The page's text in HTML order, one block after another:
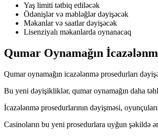
Yaş limiti tətbiq ediləcək
Ödənişlər və məbləğlər dəyişəcək
Məkanlar və saatlar dəyişəcək
Lisenziyalı məkanlarda oynanacaq
Qumar Oynamağın
Qumar oynamağın icazələnmə prosedurları
Bu yeni dəyişikliklər, qumar oynamağın daha
İcazələnmə prosedurlarının dəyişməsi,
Casinoların bu yeni prosedurlara uyğun şəkildə